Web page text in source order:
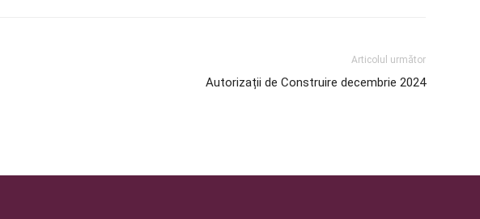
Articolul următor
Autorizații de Construire decembrie 2024